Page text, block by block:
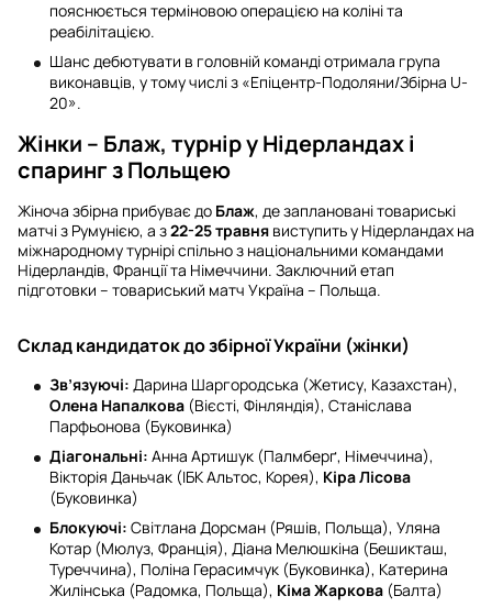
пояснюється терміновою операцією на коліні та
реабілітацією.
Шанс дебютувати в головній команді отримала група
виконавців, у тому числі з «Епіцентр-Подоляни/Збірна U-
20».
Жінки – Блаж, турнір у Нідерландах і
спаринг з Польщею
Жіноча збірна прибуває до Блаж, де заплановані товариські
матчі з Румунією, а з22-25 травня виступить у Нідерландах на
міжнародному турнірі спільно з національними командами
Нідерландів, Франції та Німеччини. Заключний етап
підготовки – товариський матч Україна – Польща.
Склад кандидаток до збірної України (жінки)
Зв’язуючі: Дарина Шаргородська (Жетису, Казахстан),
Олена Напалкова (Вієсті, Фінляндія), Станіслава
Парфьонова (Буковинка)
Діагональні: Анна Артишук (Палмберґ, Німеччина),
Вікторія Даньчак (ІБК Альтос, Корея), Кіра Лісова
(Буковинка)
Блокуючі: Світлана Дорсман (Ряшів, Польща), Уляна
Котар (Мюлуз, Франція), Діана Мелюшкіна (Бешикташ,
Туреччина), Поліна Герасимчук (Буковинка), Катерина
Жилінська (Радомка, Польща), Кіма Жаркова (Балта)